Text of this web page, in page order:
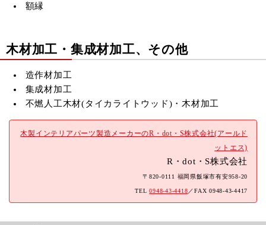
額縁
木材加工・集成材加工、その他
造作材加工
集成材加工
不燃人工木材(タイカライトウッド)・木材加工
木製インテリアパーツ製造メーカーのR・dot・S株式会社(アールド
ットエス)
R・dot・S株式会社
〒820-0111 福岡県飯塚市有安958-20
TEL0948-43-4418／FAX 0948-43-4417